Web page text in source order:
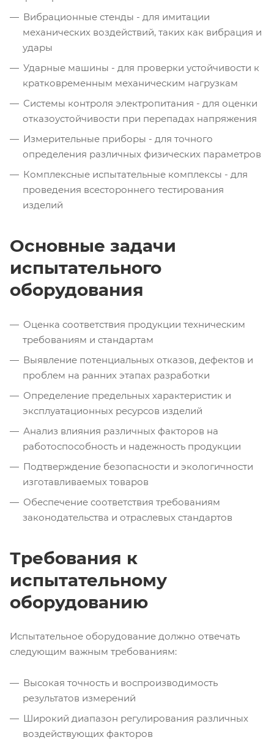
Вибрационные стенды - для имитации
механических воздействий, таких как вибрация и
удары
Ударные машины - для проверки устойчивости к
кратковременным механическим нагрузкам
Системы контроля электропитания - для оценки
отказоустойчивости при перепадах напряжения
Измерительные приборы - для точного
определения различных физических параметров
Комплексные испытательные комплексы - для
проведения всестороннего тестирования
изделий
Основные задачи
испытательного
оборудования
Оценка соответствия продукции техническим
требованиям и стандартам
Выявление потенциальных отказов, дефектов и
проблем на ранних этапах разработки
Определение предельных характеристик и
эксплуатационных ресурсов изделий
Анализ влияния различных факторов на
работоспособность и надежность продукции
Подтверждение безопасности и экологичности
изготавливаемых товаров
Обеспечение соответствия требованиям
законодательства и отраслевых стандартов
Требования к
испытательному
оборудованию
Испытательное оборудование должно отвечать
следующим важным требованиям:
Высокая точность и воспроизводимость
результатов измерений
Широкий диапазон регулирования различных
воздействующих факторов